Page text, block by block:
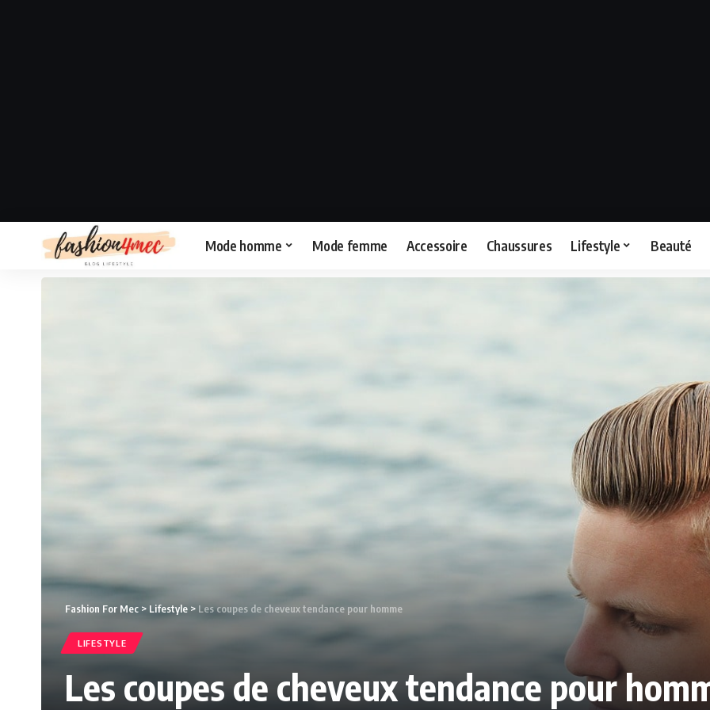
Mode homme Mode femme Accessoire Chaussures Lifestyle Beauté
Fashion For Mec > Lifestyle > Les coupes de cheveux tendance pour homme
LIFESTYLE
Les coupes de cheveux tendance pour